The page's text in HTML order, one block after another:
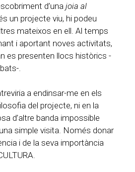
d’una joia al
un projecte viu, hi podeu
mateixos en ell. Al temps
i aportant noves activitats,
es presenten llocs històrics -
.
a endinsar-me en els
del projecte, ni en la
d’altre banda impossible
simple visita. Només donar
i de la seva importància